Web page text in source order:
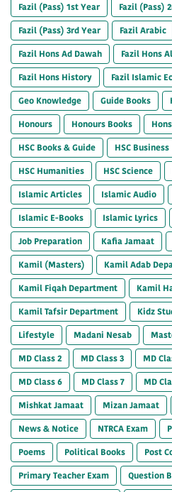
Fazil (Pass) 1st Year
Fazil (Pass)
Fazil (Pass) 3rd Year
Fazil Arabic
Fazil Hons Ad Dawah
Fazil Hons
Fazil Hons History
Fazil Islamic
Geo Knowledge
Guide Books
Honours
Honours Books
HSC Books & Guide
HSC Business
HSC Humanities
HSC Science
Islamic Articles
Islamic Audio
Islamic E-Books
Islamic Lyrics
Job Preparation
Kafia Jamaat
Kamil (Masters)
Kamil Adab
Kamil Fiqah Department
Kamil
Kamil Tafsir Department
Kidz
Lifestyle
Madani Nesab
MD Class 2
MD Class 3 MD
MD Class 6
MD Class 7 MD
Mishkat Jamaat
Mizan Jamaat
News & Notice
NTRCA Exam
Poems
Political Books
Post
Primary Teacher Exam
Question